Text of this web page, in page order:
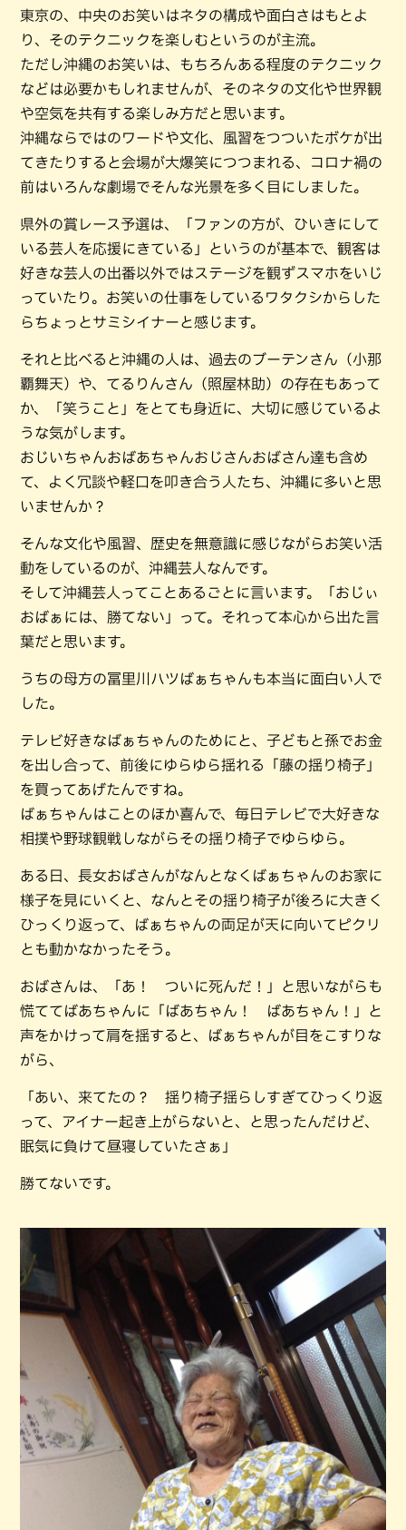
東京の、中央のお笑いはネタの構成や面白さはもとよ
り、そのテクニックを楽しむというのが主流。
ただし沖縄のお笑いは、もちろんある程度のテクニック
などは必要かもしれませんが、そのネタの文化や世界観
や空気を共有する楽しみ方だと思います。
沖縄ならではのワードや文化、風習をつついたボケが出
てきたりすると会場が大爆笑につつまれる、コロナ禍の
前はいろんな劇場でそんな光景を多く目にしました。
県外の賞レース予選は、「ファンの方が、ひいきにして
いる芸人を応援にきている」というのが基本で、観客は
好きな芸人の出番以外ではステージを観ずスマホをいじ
っていたり。お笑いの仕事をしているワタクシからした
らちょっとサミシイナーと感じます。
それと比べると沖縄の人は、過去のブーテンさん（小那
覇舞天）や、てるりんさん（照屋林助）の存在もあって
か、「笑うこと」をとても身近に、大切に感じているよ
うな気がします。
おじいちゃんおばあちゃんおじさんおばさん達も含め
て、よく冗談や軽口を叩き合う人たち、沖縄に多いと思
いませんか？
そんな文化や風習、歴史を無意識に感じながらお笑い活
動をしているのが、沖縄芸人なんです。
そして沖縄芸人ってことあるごとに言います。「おじぃ
おばぁには、勝てない」って。それって本心から出た言
葉だと思います。
うちの母方の冨里川ハツばぁちゃんも本当に面白い人で
した。
テレビ好きなばぁちゃんのためにと、子どもと孫でお金
を出し合って、前後にゆらゆら揺れる「藤の揺り椅子」
を買ってあげたんですね。
ばぁちゃんはことのほか喜んで、毎日テレビで大好きな
相撲や野球観戦しながらその揺り椅子でゆらゆら。
ある日、長女おばさんがなんとなくばぁちゃんのお家に
様子を見にいくと、なんとその揺り椅子が後ろに大きく
ひっくり返って、ばぁちゃんの両足が天に向いてピクリ
とも動かなかったそう。
おばさんは、「あ！ ついに死んだ！」と思いながらも
慌ててばあちゃんに「ばあちゃん！ ばあちゃん！」と
声をかけって肩を揺すると、ばぁちゃんが目をこすりな
がら、
「あい、来てたの？ 揺り椅子揺らしすぎてひっくり返
って、アイナー起き上がらないと、と思ったんだけど、
眠気に負けて昼寝していたさぁ」
勝てないです。